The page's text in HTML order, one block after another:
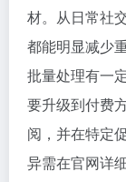
材。从日常社
都能明显减少
批量处理有一
要升级到付费
阅，并在特定
异需在官网详